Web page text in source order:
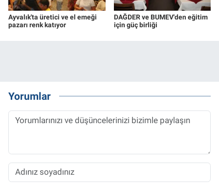
Ayvalık'ta üretici ve el emeği
pazarı renk katıyor
DAĞDER ve BUMEV'den eğitim
için güç birliği
Yorumlar